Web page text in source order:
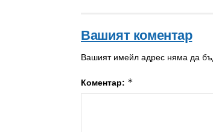
Вашият коментар
Вашият имейл адрес няма да
Коментар: *